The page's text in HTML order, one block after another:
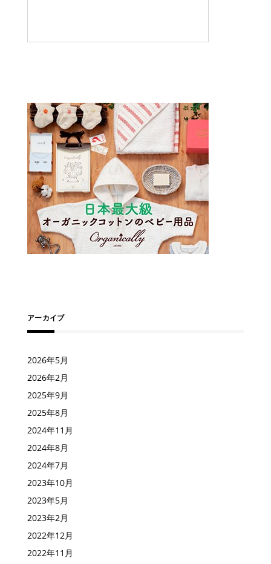
2026年5月
2026年2月
2025年9月
2025年8月
2024年11月
2024年8月
2024年7月
2023年10月
2023年5月
2023年2月
2022年12月